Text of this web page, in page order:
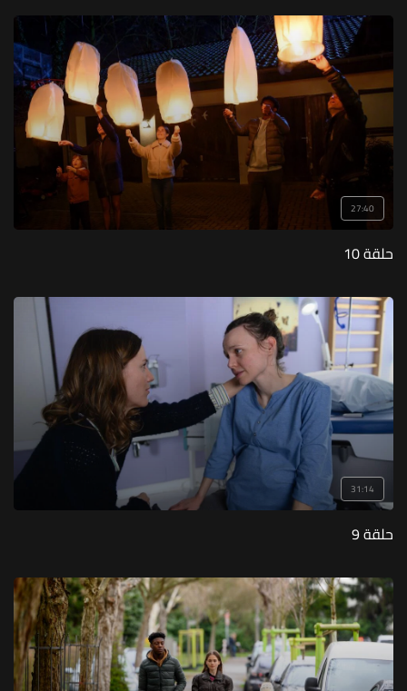
27:40
حلقة 10
31:14
حلقة 9